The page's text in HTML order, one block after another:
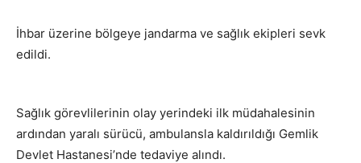
İhbar üzerine bölgeye jandarma ve sağlık ekipleri sevk
edildi.
Sağlık görevlilerinin olay yerindeki ilk müdahalesinin
ardından yaralı sürücü, ambulansla kaldırıldığı Gemlik
Devlet Hastanesi’nde tedaviye alındı.